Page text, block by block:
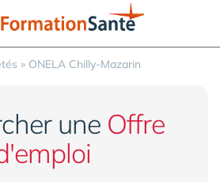
» ONELA Chilly-Mazarin
une Offre